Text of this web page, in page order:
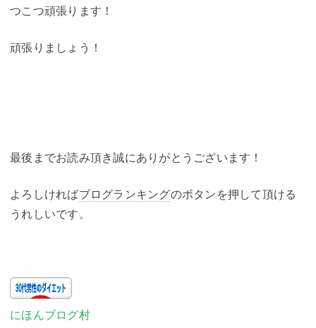
つこつ頑張ります！
頑張りましょう！
最後までお読み頂き誠にありがとうございます！
よろしければブログランキングのボタンを押して頂ける
うれしいです。
にほんブログ村